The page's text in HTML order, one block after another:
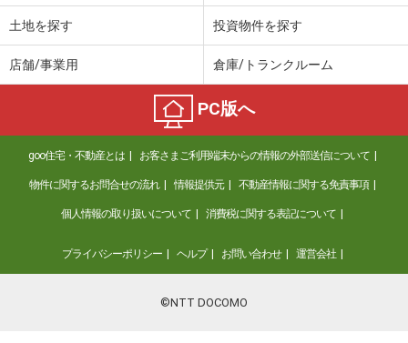
土地を探す 投資物件を探す
店舗/事業用 倉庫/トランクルーム
PC版へ
goo住宅・不動産とは お客さまご利用端末からの情報の外部送信について
物件に関するお問合せの流れ 情報提供元 不動産情報に関する免責事項
個人情報の取り扱いについて 消費税に関する表記について
プライバシーポリシー ヘルプ お問い合わせ 運営会社
©NTT DOCOMO